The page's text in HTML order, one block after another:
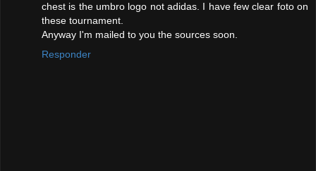
chest is the umbro logo not adidas. I have few clear foto on
these tournament.
Anyway I'm mailed to you the sources soon.
Responder